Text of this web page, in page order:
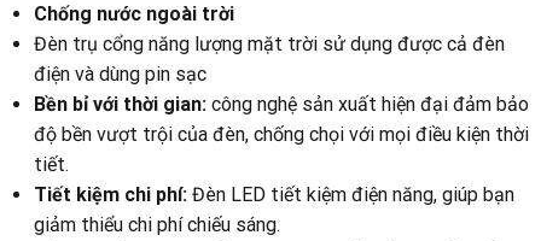
Chống nước ngoài trời
Đèn trụ cổng năng lượng mặt trời sử dụng được cả đèn
điện và dùng pin sạc
Bền bỉ với thời gian: công nghệ sản xuất hiện đại đảm bảo
độ bền vượt trội của đèn, chống chọi với mọi điều kiện thời
tiết.
Tiết kiệm chi phí: Đèn LED tiết kiệm điện năng, giúp bạn
giảm thiểu chi phí chiếu sáng.